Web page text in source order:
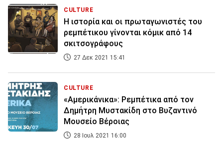
CULTURE
Η ιστορία και οι πρωταγωνιστές του
ρεμπέτικου γίνονται κόμικ από 14
σκιτσογράφους
27 Δεκ 2021 15:41
CULTURE
«Αμερικάνικα»: Ρεμπέτικα από τον
Δημήτρη Μυστακίδη στο Βυζαντινό
Μουσείο Βέροιας
28 Ιουλ 2021 16:00